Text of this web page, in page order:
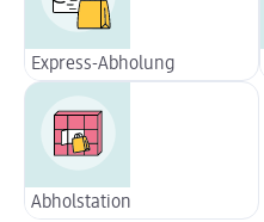
Express-Abholung
Abholstation